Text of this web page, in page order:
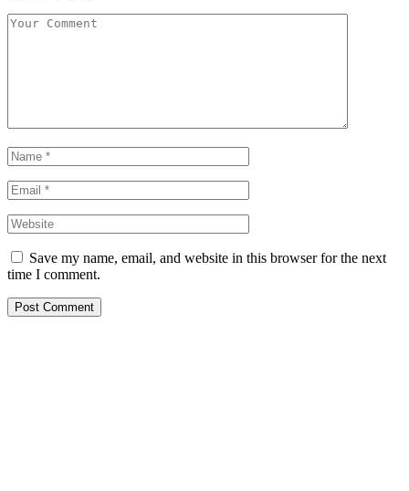
Save my name, email, and website in this browser for the next
time I comment.